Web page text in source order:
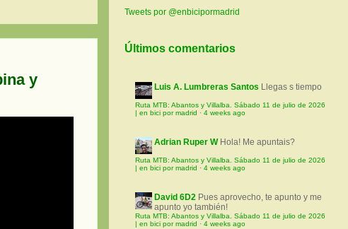
y
Tweets por @enbicipormadrid
Últimos comentarios
Luis A. Lumbreras Santos Llegas s tiempo
Ruta MTB: Abantos y Villalba. Sábado 11 de julio de 2026
| en bici por madrid · 4 weeks ago
Adrian Ruper W Hola! Me apuntais?
Ruta MTB: Abantos y Villalba. Sábado 11 de julio de 2026
| en bici por madrid · 4 weeks ago
David 6D2 Pues aprovecho, te apunto y me
apunto yo también!
Ruta MTB: Abantos y Villalba. Sábado 11 de julio de 2026
| en bici por madrid · 4 weeks ago